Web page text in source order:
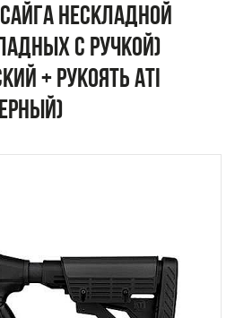
нескладной
с ручкой)
+ рукоять ATI